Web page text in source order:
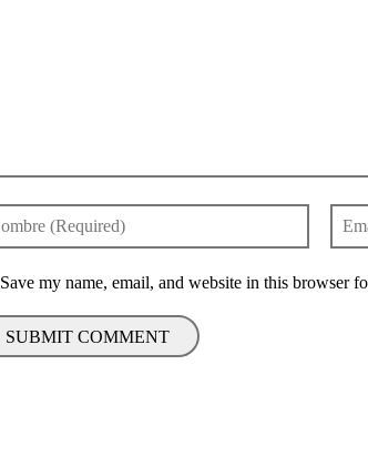
Save my name, email, and website in this browser